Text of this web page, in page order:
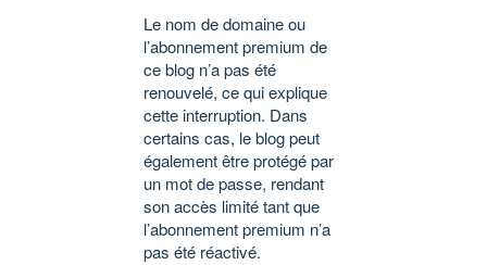
Le nom de domaine ou
l’abonnement premium de
ce blog n’a pas été
renouvelé, ce qui explique
cette interruption. Dans
certains cas, le blog peut
également être protégé par
un mot de passe, rendant
son accès limité tant que
l’abonnement premium n’a
pas été réactivé.